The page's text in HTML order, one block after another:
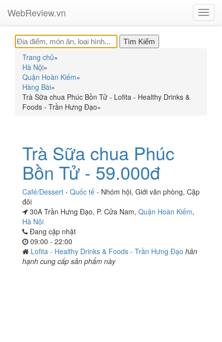
WebReview.vn
Trang chủ»
Hà Nội»
Quận Hoàn Kiếm»
Hàng Bài»
Trà Sữa chua Phúc Bồn Tử - Lofita - Healthy Drinks &
Foods - Trần Hưng Đạo»
Trà Sữa chua Phúc
Bồn Tử - 59.000đ
Café/Dessert - Quốc tế - Nhóm hội, Giới văn phòng, Cặp
đôi
30A Trần Hưng Đạo, P. Cửa Nam, Quận Hoàn Kiếm,
Hà Nội
Đang cập nhật
09:00 - 22:00
Lofita - Healthy Drinks & Foods - Trần Hưng Đạo hân
hạnh cung cấp sản phẩm này